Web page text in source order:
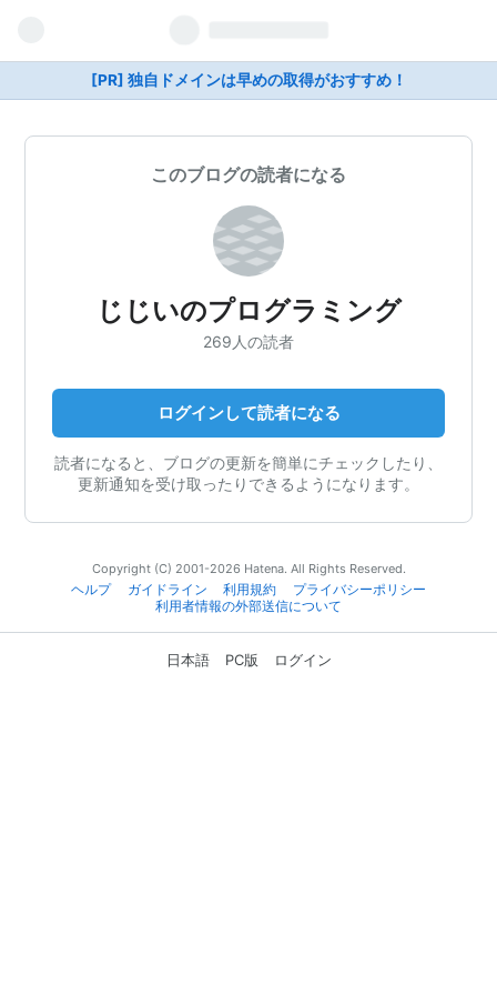
[PR] 独自ドメインは早めの取得がおすすめ！
このブログの読者になる
じじいのプログラミング
269人の読者
ログインして読者になる
読者になると、ブログの更新を簡単にチェックしたり、
更新通知を受け取ったりできるようになります。
Copyright (C) 2001-2026 Hatena. All Rights Reserved.
ヘルプ
ガイドライン 利用規約
プライバシーポリシー
利用者情報の外部送信について
日本語 PC版 ログイン